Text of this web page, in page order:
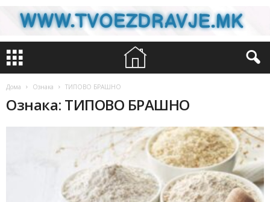
Дома Ознака ТИПОВО БРАШНО
Ознака: ТИПОВО БРАШНО